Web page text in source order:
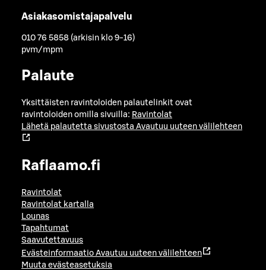
Asiakasomistajapalvelu
010 76 5858 (arkisin klo 9-16)
pvm/mpm
Palaute
Yksittäisten ravintoloiden palautelinkit ovat
ravintoloiden omilla sivuilla: Ravintolat
Lähetä palautetta sivustosta Avautuu uuteen välilehteen
Raflaamo.fi
Ravintolat
Ravintolat kartalla
Lounas
Tapahtumat
Saavutettavuus
Evästeinformaatio Avautuu uuteen välilehteen
Muuta evästeasetuksia